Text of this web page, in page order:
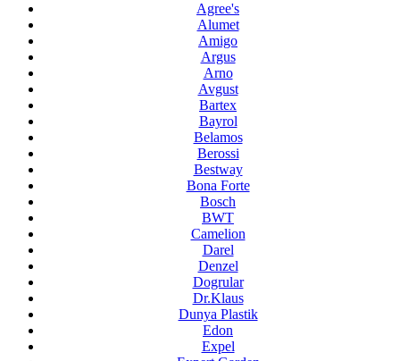
Agree's
Alumet
Amigo
Argus
Arno
Avgust
Bartex
Bayrol
Belamos
Berossi
Bestway
Bona Forte
Bosch
BWT
Camelion
Darel
Denzel
Dogrular
Dr.Klaus
Dunya Plastik
Edon
Expel